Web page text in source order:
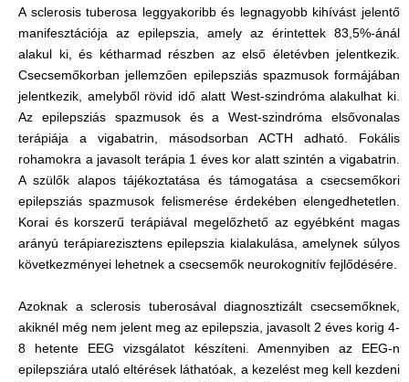
A sclerosis tuberosa leggyakoribb és legnagyobb kihívást jelentő
manifesztációja az epilepszia, amely az érintettek 83,5%-ánál
alakul ki, és kétharmad részben az első életévben jelentkezik.
Csecsemőkorban jellemzően epilepsziás spazmusok formájában
jelentkezik, amelyből rövid idő alatt West-szindróma alakulhat ki.
Az epilepsziás spazmusok és a West-szindróma elsővonalas
terápiája a vigabatrin, másodsorban ACTH adható. Fokális
rohamokra a javasolt terápia 1 éves kor alatt szintén a vigabatrin.
A szülők alapos tájékoztatása és támogatása a csecsemőkori
epilepsziás spazmusok felismerése érdekében elengedhetetlen.
Korai és korszerű terápiával megelőzhető az egyébként magas
arányú terápiarezisztens epilepszia kialakulása, amelynek súlyos
következményei lehetnek a csecsemők neurokognitív fejlődésére.
Azoknak a sclerosis tuberosával diagnosztizált csecsemőknek,
akiknél még nem jelent meg az epilepszia, javasolt 2 éves korig 4-
8 hetente EEG vizsgálatot készíteni. Amennyiben az EEG-n
epilepsziára utaló eltérések láthatóak, a kezelést meg kell kezdeni